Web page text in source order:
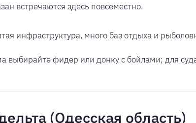
встречаются здесь повсеместно.
инфраструктура, много баз отдыха и
выбирайте фидер или донку с бойлами; для
(Одесская область)